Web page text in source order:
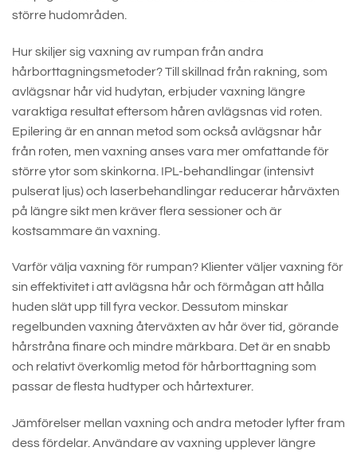
större hudområden.
Hur skiljer sig vaxning av rumpan från andra
hårborttagningsmetoder? Till skillnad från rakning, som
avlägsnar hår vid hudytan, erbjuder vaxning längre
varaktiga resultat eftersom håren avlägsnas vid roten.
Epilering är en annan metod som också avlägsnar hår
från roten, men vaxning anses vara mer omfattande för
större ytor som skinkorna. IPL-behandlingar (intensivt
pulserat ljus) och laserbehandlingar reducerar hårväxten
på längre sikt men kräver flera sessioner och är
kostsammare än vaxning.
Varför välja vaxning för rumpan? Klienter väljer vaxning för
sin effektivitet i att avlägsna hår och förmågan att hålla
huden slät upp till fyra veckor. Dessutom minskar
regelbunden vaxning återväxten av hår över tid, görande
hårstråna finare och mindre märkbara. Det är en snabb
och relativt överkomlig metod för hårborttagning som
passar de flesta hudtyper och hårtexturer.
Jämförelser mellan vaxning och andra metoder lyfter fram
dess fördelar. Användare av vaxning upplever längre